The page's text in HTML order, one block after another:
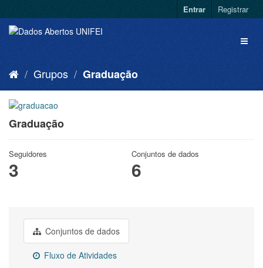
Entrar Registrar
Grupos Graduação
Graduação
Seguidores
3
Conjuntos de dados
6
Conjuntos de dados
Fluxo de Atividades